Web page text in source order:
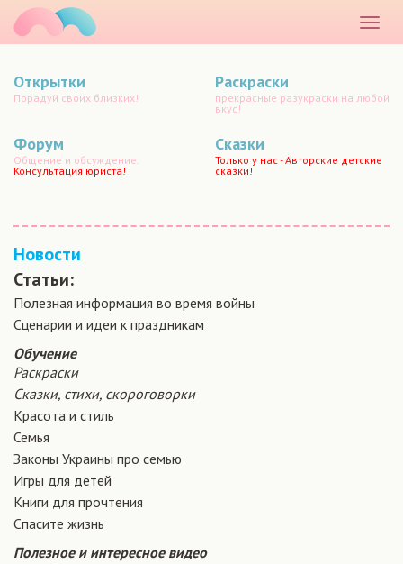
меню
Открытки
Порадуй своих близких!
Раскраски
прекрасные разукраски на любой
вкус!
Форум
Общение и обсуждение.
Консультация юриста!
Сказки
Только у нас - Авторские детские
сказки!
Новости
Статьи:
Полезная информация во время войны
Сценарии и идеи к праздникам
Обучение
Раскраски
Сказки, стихи, скороговорки
Красота и стиль
Семья
Законы Украины про семью
Игры для детей
Книги для прочтения
Спасите жизнь
Полезное и интересное видео